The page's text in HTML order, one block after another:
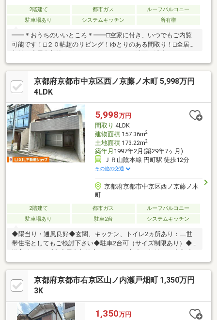
2階建て 都市ガス
ルーフバルコニー
駐車場あり
システムキッチン 所有権
━━＊おうちのいいところ＊━━□空家に付き、いつでもご内覧
可能です！□２０帖超のリビング！ゆとりのある間取り！□全居室
っているので家事導線がスムーズ！□ガレージには収納＆物入が
あるのでメンテナンス道具の収納にも便利！‐‐‐‐‐‐‐【教育施設】・
朱雀第八小学校…歩７分・西ノ京中学校…歩２０分【お買い物施
設】・セブンイレブン…歩２分・Ｖ・ｄｒｕｇ…歩３分・郵便局…
京都府京都市中京区西ノ京藤ノ木町 5,998万円
4LDK
5,998万円
間取り 4LDK
建物面積157.36m2
土地面積173.22m2
築年月 1997年2月(築29年7ヶ月)
ＪＲ山陰本線 円町駅 徒歩12分
その他の交通
京都府京都市中京区西ノ京藤ノ木
町
2階建て 都市ガス
ルーフバルコニー
駐車場あり
駐車2台 システムキッチン
◆陽当り・通風良好◆玄関、キッチン、トイレ2ヵ所あり：二世
帯住宅としてもご検討下さい◆駐車2台可（サイズ制限あり）◆
第八小学校まで徒歩約8分、お子様の通学も安心立地◆徒歩約8分
圏内にスーパー、コンビニ、ドラッグストアあり
京都府京都市右京区山ノ内瀬戸畑町 1,350万円
3K
1,350万円